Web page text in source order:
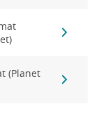
(Planet